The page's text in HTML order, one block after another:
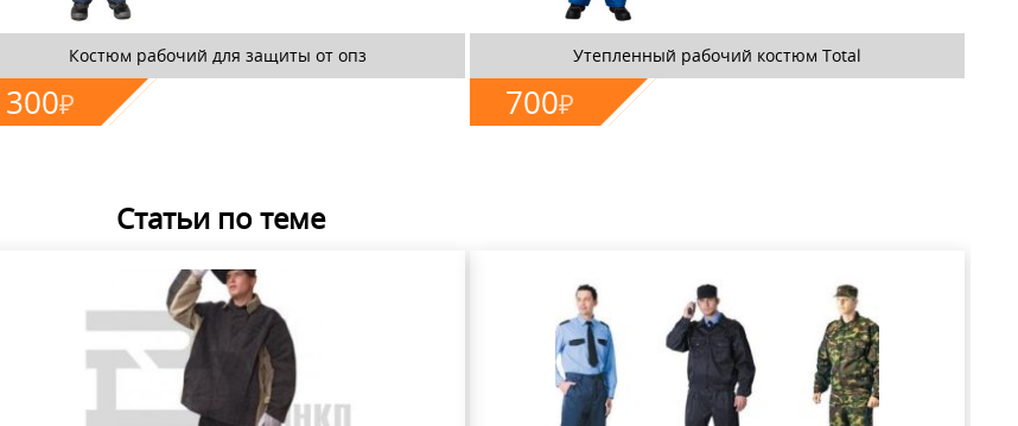
Костюм рабочий для защиты от опз
300₽
Утепленный рабочий костюм Total
700₽
Статьи по теме